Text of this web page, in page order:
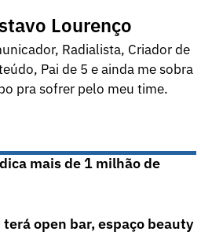
Lourenço
Radialista, Criador de
Pai de 5 e ainda me sobra
pra sofrer pelo meu time.
mais de 1 milhão de
open bar, espaço beauty